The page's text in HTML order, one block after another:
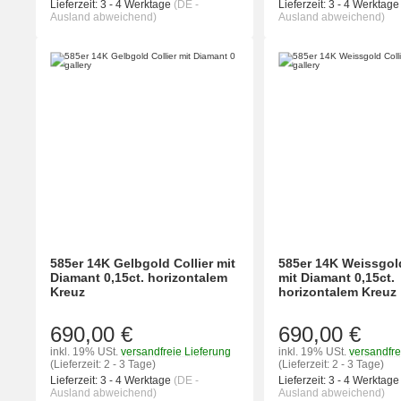
Lieferzeit: 3 - 4 Werktage (DE -
Ausland abweichend)
Lieferzeit: 3 - 4
Ausland abweichend)
585er 14K Gelbgold Collier mit
Diamant 0,15ct. horizontalem
Kreuz
690,00 €
inkl. 19% USt. versandfreie Lieferung
(Lieferzeit: 2 - 3 Tage)
Lieferzeit: 3 - 4 Werktage (DE -
Ausland abweichend)
585er 14K
mit Diamant 0,15ct.
horizontalem Kreuz
690,00 €
inkl. 19% USt.
(Lieferzeit: 2 - 3 Tage)
Lieferzeit: 3 - 4
Ausland abweichend)